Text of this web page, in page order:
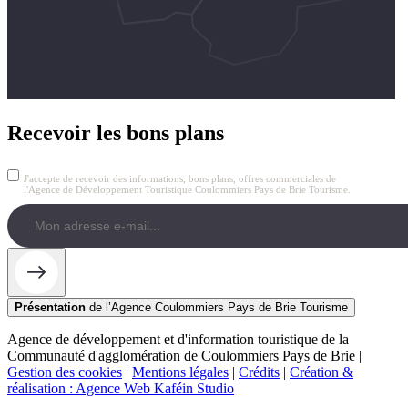
Recevoir les bons plans
J'accepte de recevoir des informations, bons plans, offres commerciales de
l'Agence de Développement Touristique Coulommiers Pays de Brie Tourisme.
Présentation de l’Agence Coulommiers Pays de Brie Tourisme
Agence de développement et d'information touristique de la
Communauté d'agglomération de Coulommiers Pays de Brie |
Gestion des cookies | Mentions légales | Crédits | Création &
réalisation : Agence Web Kaféin Studio